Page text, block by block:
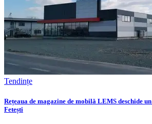
Tendințe
Rețeaua de magazine de mobilă LEMS deschide
Fetești